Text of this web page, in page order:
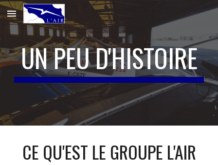
Skip to main content Skip to navigation
UN PEU D'HISTOIRE
CE QU'EST LE GROUPE L'AIR